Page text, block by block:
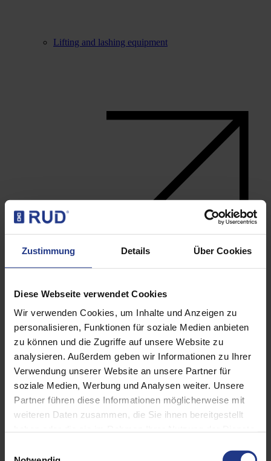
Zustimmung Details Über Cookies
Diese Webseite verwendet Cookies
Wir verwenden Cookies, um Inhalte und Anzeigen zu
personalisieren, Funktionen für soziale Medien anbieten
zu können und die Zugriffe auf unsere Website zu
analysieren. Außerdem geben wir Informationen zu Ihrer
Verwendung unserer Website an unsere Partner für
soziale Medien, Werbung und Analysen weiter. Unsere
Partner führen diese Informationen möglicherweise mit
weiteren Daten zusammen, die Sie ihnen bereitgestellt
unserer Datenschutzerklärung.
Lifting and lashing equipment
Lifting points